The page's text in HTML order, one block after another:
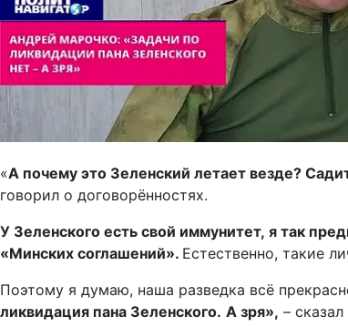
«А почему это Зеленский летает везде?
говорил о договорённостях.
У Зеленского есть свой иммунитет, я так
«Минских соглашений». Естественно, такие
Поэтому я думаю, наша разведка всё
ликвидация пана Зеленского. А зря», –